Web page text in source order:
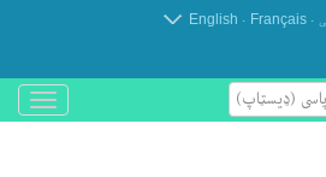
.
Français
.
English
(ډیسټاپ)
باز
و